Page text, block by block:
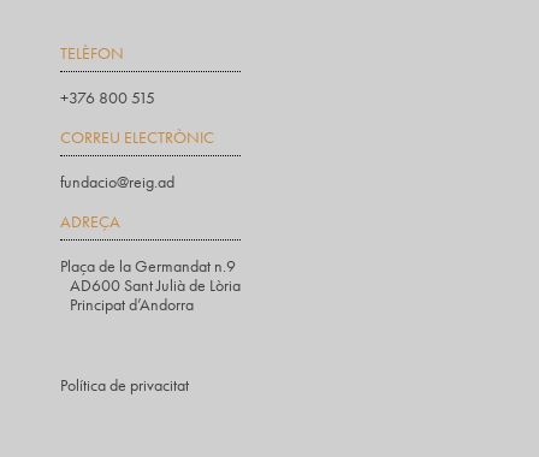
TELÈFON
+376 800 515
CORREU ELECTRÒNIC
fundacio@reig.ad
ADREÇA
Plaça de la Germandat n.9
AD600 Sant Julià de Lòria
Principat d’Andorra
Política de privacitat